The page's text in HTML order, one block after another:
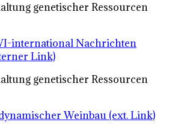
genetischer Ressourcen
international Nachrichten
Link)
genetischer Ressourcen
Weinbau (ext. Link)